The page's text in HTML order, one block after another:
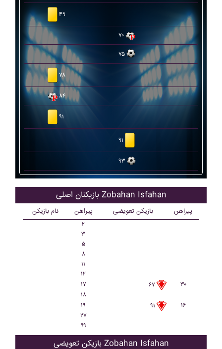
۴۹
۷۰
۷۵
۷۸
۸۴
۹۱
۹۱
۹۳
بازیکنان اصلی Zobahan Isfahan
نام بازیکن پیراهن بازیکن تعویضی پیراهن
۲
۳
۵
۸
۱۱
۱۲
۱۷
۶۷
۳۰
۱۸
۱۹
۹۱
۱۶
۲۷
۹۹
بازیکن تعویضی Zobahan Isfahan